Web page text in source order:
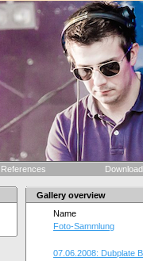
References
Gallery overview
Name
Foto-Sammlung
07.06.2008: Dubplate